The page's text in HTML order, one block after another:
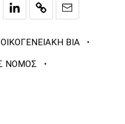
ΒΙΑ ·
ΝΟΜΟΣ ·